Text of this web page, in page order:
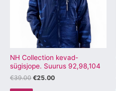
NH Collection kevad-
sügisjope. Suurus 92,98,104
€39.00 €25.00
varianti.
Valikuid
saab
teha
tootelehel.